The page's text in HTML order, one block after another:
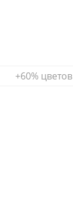
+60% цветов